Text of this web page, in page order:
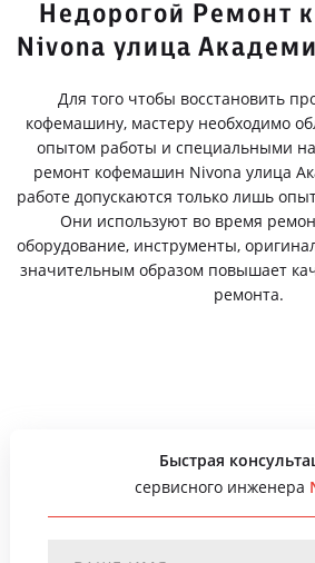
Недорогой Ремонт
Nivona улица
Для того чтобы восстановить
кофемашину, мастеру необходимо
опытом работы и специальными
ремонт кофемашин Nivona улица
работе допускаются только лишь
Они используют во время
оборудование, инструменты,
значительным образом повышает
ремонта.
Быстрая
сервисного инженера